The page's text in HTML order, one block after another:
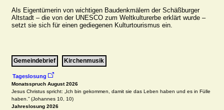
Als Eigentümerin von wichtigen Baudenkmälern der Schäßburger
Altstadt – die von der UNESCO zum Weltkulturerbe erklärt wurde –
Gemeindebrief Kirchenmusik
Tageslosung
Monatsspruch August 2026
Jesus Christus spricht: „Ich bin gekommen, damit sie das Leben haben und es in Fülle
Jahreslosung 2026